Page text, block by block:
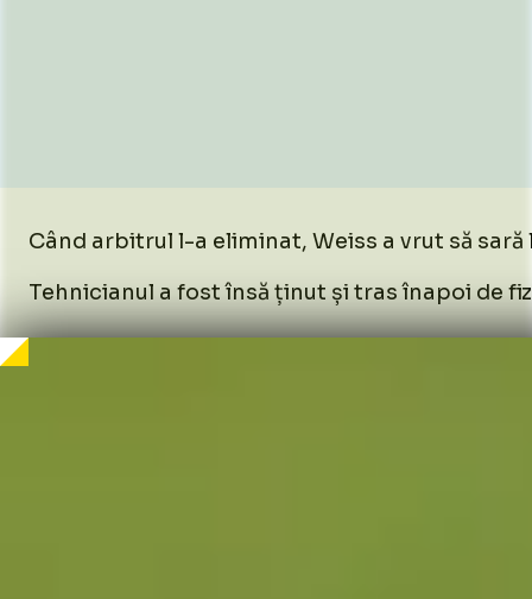
Când arbitrul l-a eliminat, Weiss a vrut să
Tehnicianul a fost însă ținut și tras înapoi de